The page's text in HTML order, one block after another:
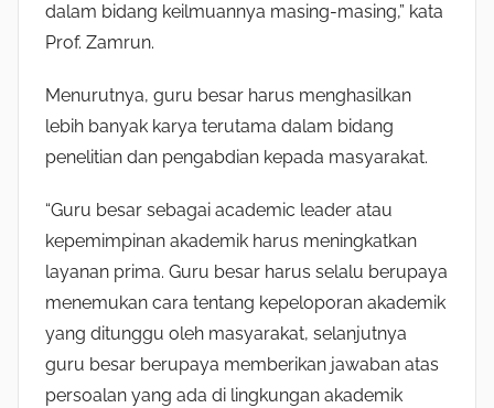
dalam bidang keilmuannya masing-masing,” kata
Prof. Zamrun.
Menurutnya, guru besar harus menghasilkan
lebih banyak karya terutama dalam bidang
penelitian dan pengabdian kepada masyarakat.
“Guru besar sebagai academic leader atau
kepemimpinan akademik harus meningkatkan
layanan prima. Guru besar harus selalu berupaya
menemukan cara tentang kepeloporan akademik
yang ditunggu oleh masyarakat, selanjutnya
guru besar berupaya memberikan jawaban atas
persoalan yang ada di lingkungan akademik